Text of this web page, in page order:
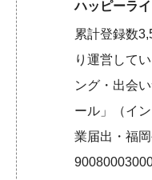
ハッピーラ
累計登録数
り運営して
ング・出会
ール」（イ
業届出・福